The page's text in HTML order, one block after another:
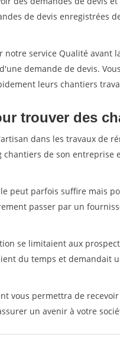
de devis enregistrées
service Qualité avant
demande de devis.
leurs chantiers
trouver des
dans les travaux de
de son entreprise
peut parfois suffire mais
passer par un
se limitaient aux
du temps et demandait
vous permettra de
un avenir à votre